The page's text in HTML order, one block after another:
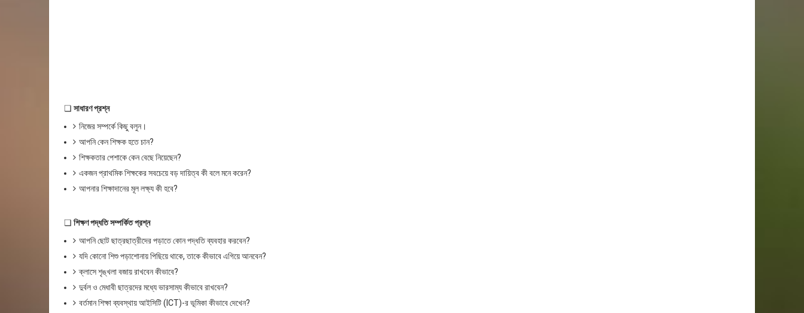
❏ সাধারণ প্রশ্ন
নিজের সম্পর্কে কিছু বলুন।
আপনি কেন শিক্ষক হতে চান?
শিক্ষকতার পেশাকে কেন বেছে নিয়েছেন?
একজন প্রাথমিক শিক্ষকের সবচেয়ে বড় দায়িত্ব কী বলে মনে করেন?
আপনার শিক্ষাদানের মূল লক্ষ্য কী হবে?
❏ শিক্ষণ পদ্ধতি সম্পর্কিত প্রশ্ন
আপনি ছোট ছাত্রছাত্রীদের পড়াতে কোন পদ্ধতি ব্যবহার করবেন?
যদি কোনো শিশু পড়াশোনায় পিছিয়ে থাকে, তাকে কীভাবে এগিয়ে আনবেন?
ক্লাসে শৃঙ্খলা বজায় রাখবেন কীভাবে?
দুর্বল ও মেধাবী ছাত্রদের মধ্যে ভারসাম্য কীভাবে রাখবেন?
বর্তমান শিক্ষা ব্যবস্থায় আইসিটি (ICT)-র ভূমিকা কীভাবে দেখেন?